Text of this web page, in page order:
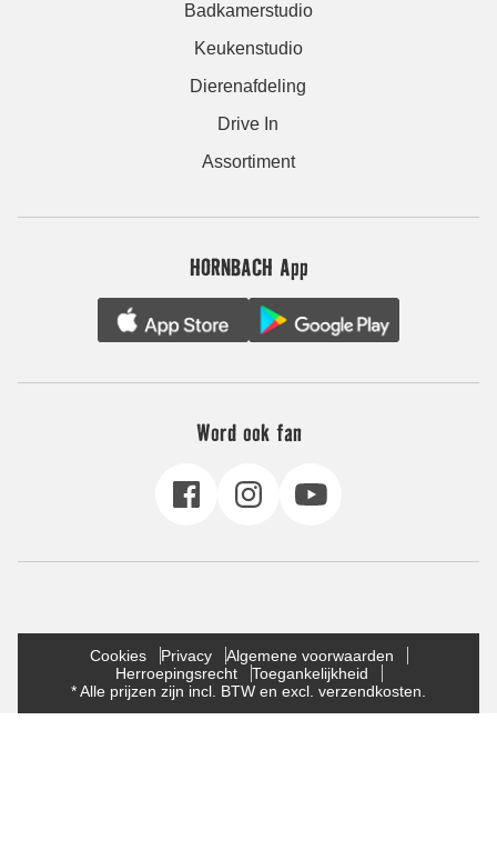
Badkamerstudio
Keukenstudio
Dierenafdeling
Drive In
Assortiment
HORNBACH App
Word ook fan
Cookies Privacy
Algemene voorwaarden
Herroepingsrecht
Toegankelijkheid
* Alle prijzen zijn incl. BTW en excl. verzendkosten.